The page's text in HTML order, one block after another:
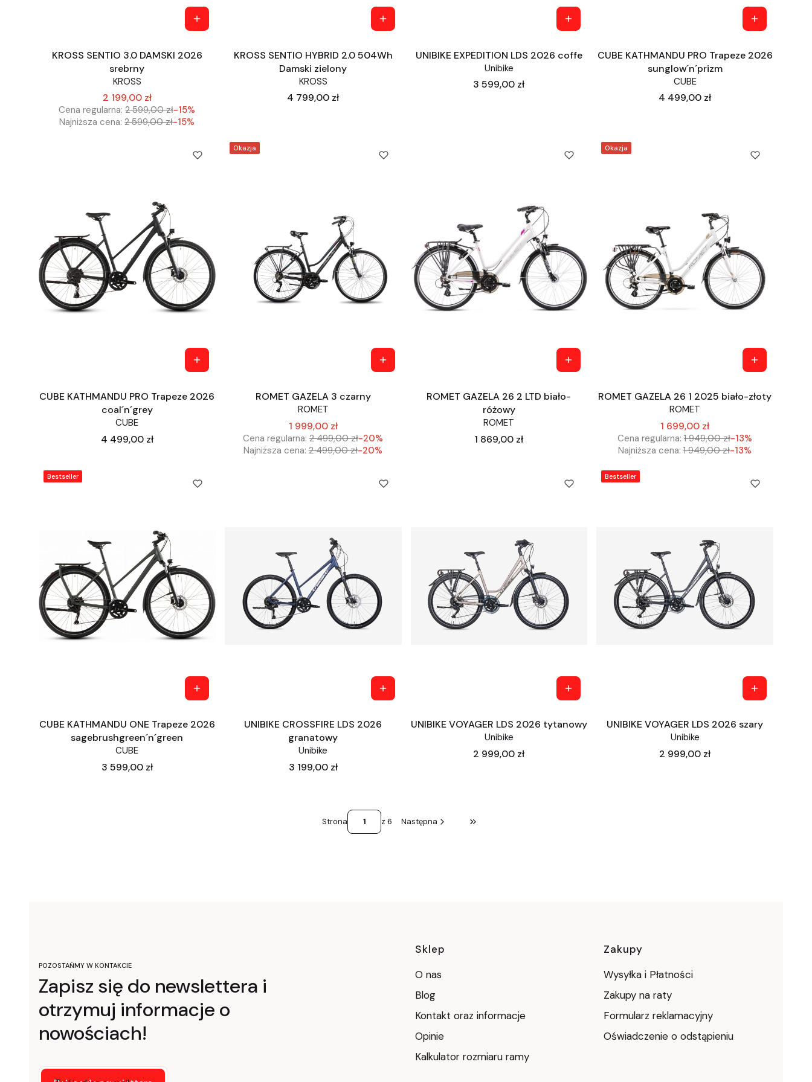
KROSS SENTIO 3.0 DAMSKI 2026
srebrny
KROSS
2 199,00 zł
Cena regularna: 2 599,00 zł-15%
Najniższa cena: 2 599,00 zł-15%
KROSS SENTIO HYBRID 2.0 504Wh
Damski zielony
KROSS
Cena
4 799,00 zł
UNIBIKE EXPEDITION LDS 2026 coffe
Unibike
Cena
3 599,00 zł
CUBE KATHMANDU PRO Trapeze 2026
sunglow´n´prizm
CUBE
Cena
4 499,00 zł
CUBE KATHMANDU PRO Trapeze 2026
coal´n´grey
CUBE
Cena
4 499,00 zł
Okazja
ROMET GAZELA 3 czarny
ROMET
1 999,00 zł
Cena regularna: 2 499,00 zł-20%
Najniższa cena: 2 499,00 zł-20%
ROMET GAZELA 26 2 LTD biało-
różowy
ROMET
Cena
1 869,00 zł
Okazja
ROMET GAZELA 26 1 2025 biało-złoty
ROMET
1 699,00 zł
Cena regularna: 1 949,00 zł-13%
Najniższa cena: 1 949,00 zł-13%
Bestseller
CUBE KATHMANDU ONE Trapeze 2026
sagebrushgreen´n´green
CUBE
Cena
3 599,00 zł
UNIBIKE CROSSFIRE LDS 2026
granatowy
Unibike
Cena
3 199,00 zł
UNIBIKE VOYAGER LDS 2026 tytanowy
Unibike
Cena
2 999,00 zł
Bestseller
UNIBIKE VOYAGER LDS 2026 szary
Unibike
Cena
2 999,00 zł
Strona z 6 Następna Przejdź do ostatniej strony z produktami
POZOSTAŃMY W KONTAKCIE
Zapisz się do newslettera i
otrzymuj informacje o
nowościach!
Linki w stopce
Sklep
O nas
Blog
Kontakt oraz informacje
Opinie
Kalkulator rozmiaru ramy
Zakupy
Wysyłka i Płatności
Zakupy na raty
Formularz reklamacyjny
Oświadczenie o odstąpieniu